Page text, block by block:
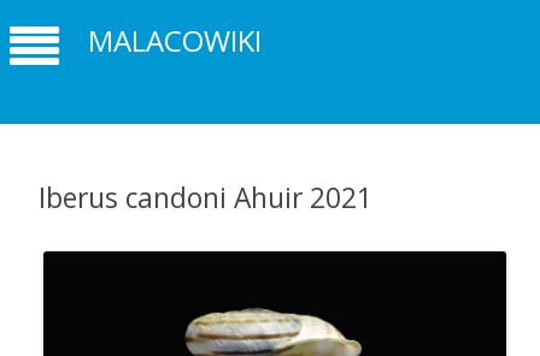
MALACOWIKI
Iberus candoni Ahuir 2021